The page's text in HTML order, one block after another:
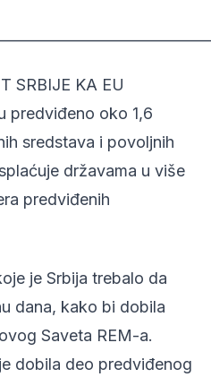
SRBIJE KA EU
predviđeno oko 1,6
sredstava i povoljnih
državama u više
predviđenih
je Srbija trebalo da
dana, kako bi dobila
Saveta REM-a.
dobila deo predviđenog